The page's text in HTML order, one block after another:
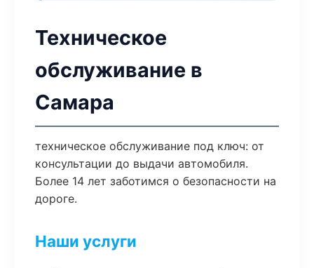
Техническое
обслуживание в
Самара
техническое обслуживание под ключ: от
консультации до выдачи автомобиля.
Более 14 лет заботимся о безопасности на
дороге.
Наши услуги